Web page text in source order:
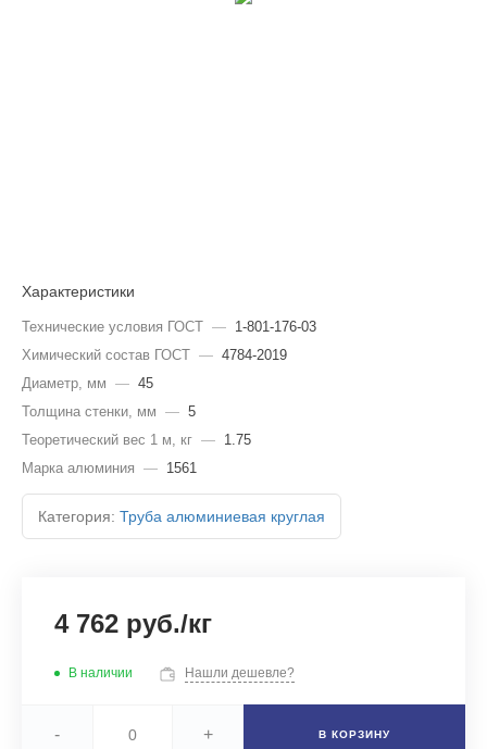
Характеристики
Технические условия ГОСТ — 1-801-176-03
Химический состав ГОСТ — 4784-2019
Диаметр, мм — 45
Толщина стенки, мм — 5
Теоретический вес 1 м, кг — 1.75
Марка алюминия — 1561
Категория: Труба алюминиевая круглая
4 762 руб./кг
В наличии Нашли дешевле?
- + В КОРЗИНУ